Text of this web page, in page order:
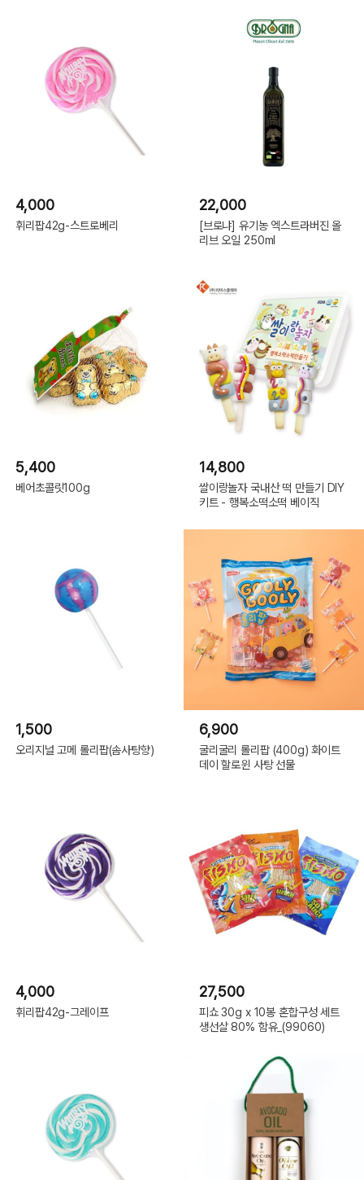
4,000
휘리팝42g-스트로베리
22,000
[브로냐] 유기농 엑스트라버진 올
리브 오일 250ml
5,400
베어초콜릿100g
14,800
쌀이랑놀자 국내산 떡 만들기 DIY
키트 - 행복소떡소떡 베이직
1,500
오리지널 고메 롤리팝(솜사탕향)
6,900
굴리굴리 롤리팝 (400g) 화이트
데이 할로윈 사탕 선물
4,000
휘리팝42g-그레이프
27,500
피쇼 30g x 10봉 혼합구성 세트
생선살 80% 함유_(99060)